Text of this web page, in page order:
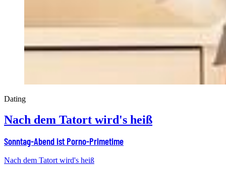
Dating
Nach dem Tatort wird's heiß
Sonntag-Abend ist Porno-Primetime
Nach dem Tatort wird's heiß